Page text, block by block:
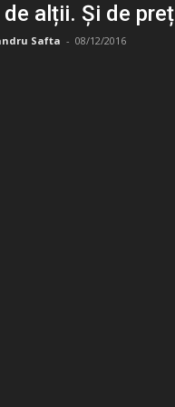
alții. Și de preț
Safta - 08/12/2016